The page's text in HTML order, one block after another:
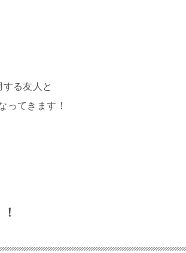
る友人と
ってきます！